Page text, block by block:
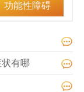
功能性障碍
有哪